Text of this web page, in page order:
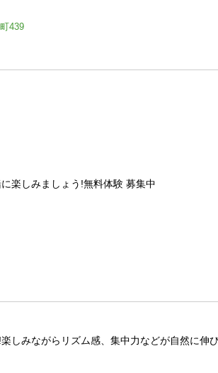
439
楽しみましょう!無料体験 募集中
しみながらリズム感、集中力などが自然に伸